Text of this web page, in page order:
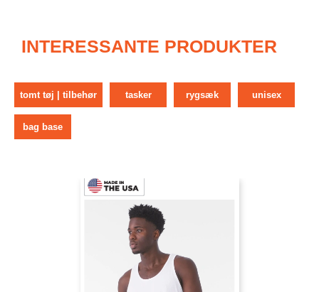
INTERESSANTE PRODUKTER
tomt tøj | tilbehør tasker rygsæk unisex
bag base